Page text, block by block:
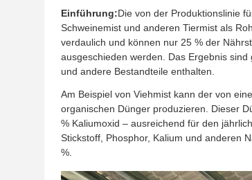
Einführung:Die von der Produktionslinie
Schweinemist und anderen Tiermist als
verdaulich und können nur 25 % der
ausgeschieden werden. Das Ergebnis
​​und andere Bestandteile enthalten.
Am Beispiel von Viehmist kann der von
organischen Dünger produzieren. Dieser
% Kaliumoxid – ausreichend für den
Stickstoff, Phosphor, Kalium und anderen
%.